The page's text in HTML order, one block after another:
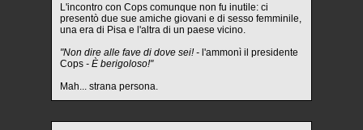
L'incontro con Cops comunque non fu inutile: ci
presentò due sue amiche giovani e di sesso femminile,
una era di Pisa e l'altra di un paese vicino.
"Non dire alle fave di dove sei! - l'ammonì il presidente
Cops - È berigoloso!"
Mah... strana persona.